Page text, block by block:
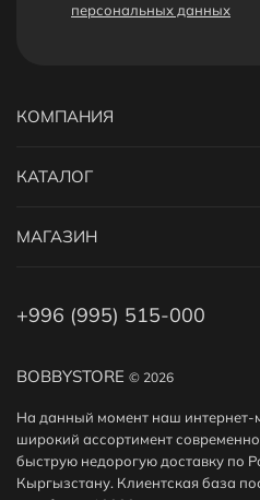
персональных данных
BOBBYSTORE © 2026
На данный момент наш интернет-
широкий ассортимент
быструю недорогую доставку по
Кыргызстану. Клиентская база
КОМПАНИЯ
КАТАЛОГ
МАГАЗИН
+996 (995) 515-000